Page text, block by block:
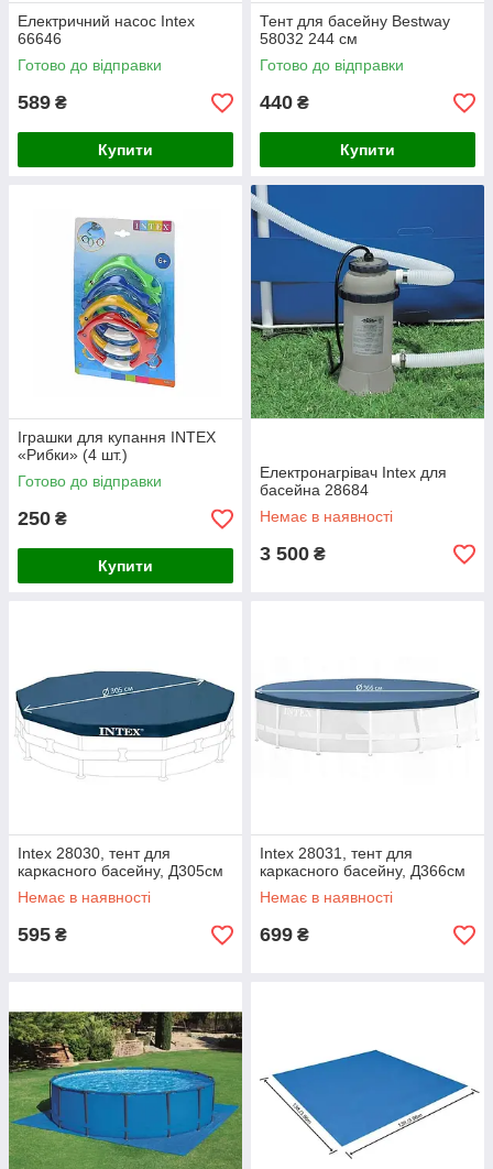
Електричний насос Intex
66646
Готово до відправки
589 ₴
Купити
Тент для басейну Bestway
58032 244 см
Готово до відправки
440 ₴
Купити
Іграшки для купання INTEX
«Рибки» (4 шт.)
Готово до відправки
250 ₴
Купити
Електронагрівач Intex для
басейна 28684
Немає в наявності
3 500 ₴
Intex 28030, тент для
каркасного басейну, Д305см
Немає в наявності
595 ₴
Intex 28031, тент для
каркасного басейну, Д366см
Немає в наявності
699 ₴